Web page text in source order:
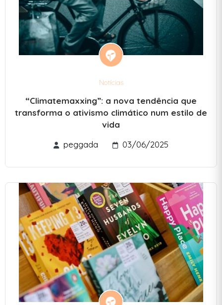
Notícias
“Climatemaxxing”: a nova tendência que
transforma o ativismo climático num estilo de
vida
peggada
03/06/2025